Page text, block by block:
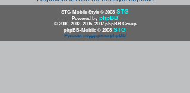
STG-Mobile Style © 2008 STG
Powered by phpBB
© 2000, 2002, 2005, 2007 phpBB Group
phpBB-Mobile © 2008 STG
Русская поддержка phpBB